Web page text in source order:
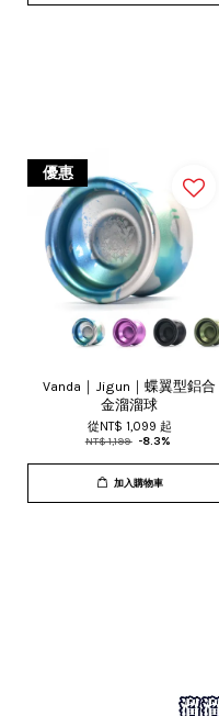
優惠
Vanda｜Jigun｜蝶翼型鋁合
金溜溜球
從NT$ 1,099 起
NT$ 1,199 -8.3%
加入購物車